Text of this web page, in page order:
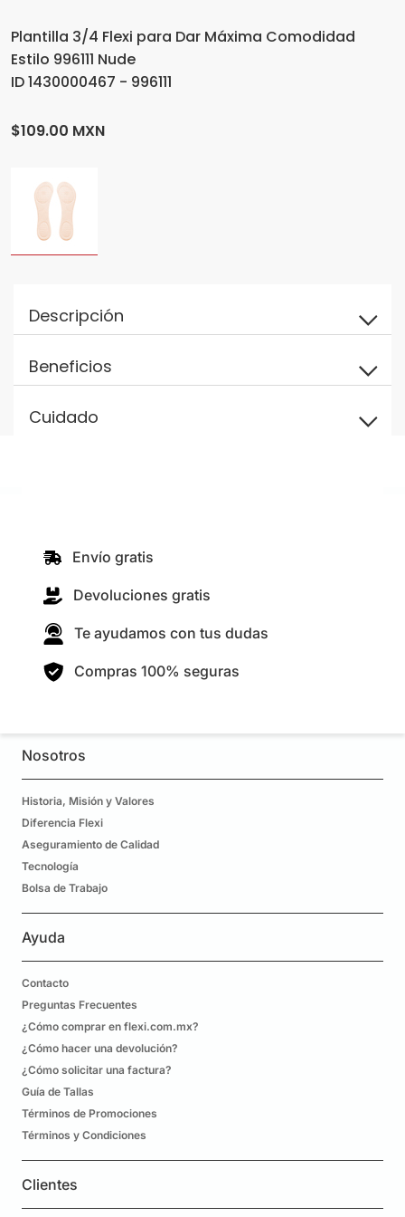
Plantilla 3/4 Flexi para Dar Máxima Comodidad
Estilo 996111 Nude
ID 1430000467 - 996111
$109.00 MXN
Descripción
Beneficios
Cuidado
Envío gratis
Devoluciones gratis
Te ayudamos con tus dudas
Compras 100% seguras
Nosotros
Historia, Misión y Valores
Diferencia Flexi
Aseguramiento de Calidad
Tecnología
Bolsa de Trabajo
Ayuda
Contacto
Preguntas Frecuentes
¿Cómo comprar en flexi.com.mx?
¿Cómo hacer una devolución?
¿Cómo solicitar una factura?
Guía de Tallas
Términos de Promociones
Términos y Condiciones
Clientes